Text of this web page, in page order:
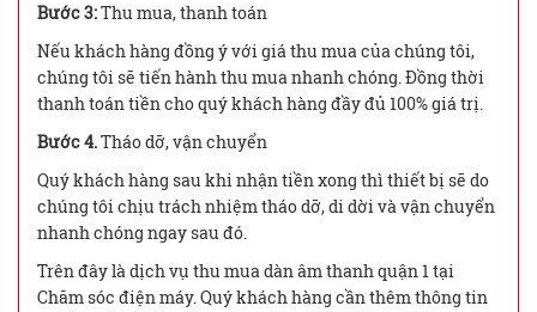
Bước 3:Thu mua, thanh toán
Nếu khách hàng đồng ý với giá thu mua của chúng tôi,
chúng tôi sẽ tiến hành thu mua nhanh chóng. Đồng thời
thanh toán tiền cho quý khách hàng đầy đủ 100% giá trị.
Bước 4.Tháo dỡ, vận chuyển
Quý khách hàng sau khi nhận tiền xong thì thiết bị sẽ do
chúng tôi chịu trách nhiệm tháo dỡ, di dời và vận chuyển
nhanh chóng ngay sau đó.
Trên đây là dịch vụ thu mua dàn âm thanh quận 1 tại
Chăm sóc điện máy. Quý khách hàng cần thêm thông tin